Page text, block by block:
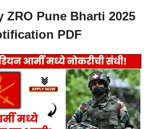
ZRO Pune Bharti 2025
PDF